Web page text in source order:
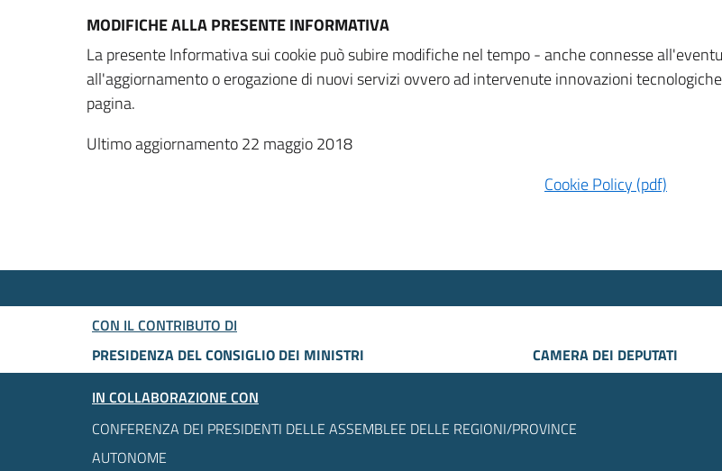
MODIFICHE ALLA PRESENTE INFORMATIVA
La presente Informativa sui cookie può subire modifiche nel tempo - anche connesse
all'aggiornamento o erogazione di nuovi servizi ovvero ad intervenute innovazioni
pagina.
Ultimo aggiornamento 22 maggio 2018
Cookie Policy (pdf)
CON IL CONTRIBUTO DI
PRESIDENZA DEL CONSIGLIO DEI MINISTRI
CAMERA DEI DEPUTATI
IN COLLABORAZIONE CON
CONFERENZA DEI PRESIDENTI DELLE ASSEMBLEE DELLE REGIONI/PROVINCE
AUTONOME